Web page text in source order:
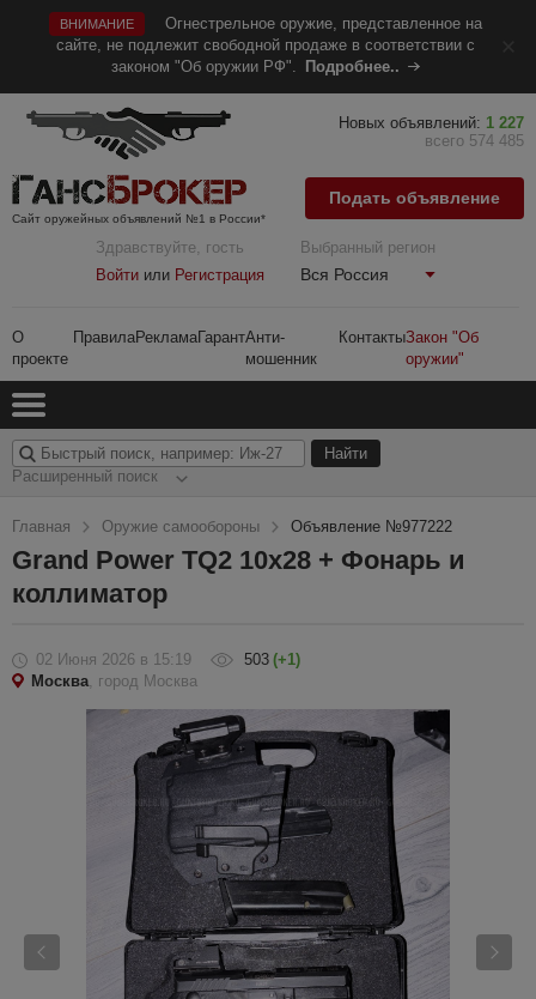
ВНИМАНИЕ
Огнестрельное оружие, представленное на
сайте, не подлежит свободной продаже в соответствии с
законом "Об оружии РФ".
Подробнее..
Сайт оружейных объявлений №1 в России*
Здравствуйте, гость
Войти или Регистрация
Выбранный регион
Вся Россия
О
проекте
ПравилаРекламаГарантАнти-
мошенник
КонтактыЗакон "Об
оружии"
Новых объявлений: 1 227
всего 574 485
Подать объявление
Расширенный поиск
Главная Оружие самообороны Объявление №977222
Grand Power TQ2 10x28 + Фонарь и
коллиматор
02 Июня 2026 в 15:19 503 (+1)
Москва, город Москва